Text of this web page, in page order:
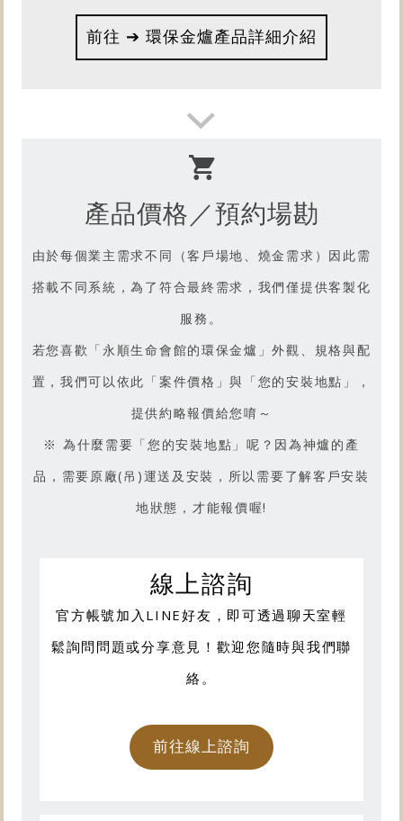
想了解
產品燒金實況嗎？
前往 ➔ 環保金爐產品詳細介紹
產品價格／預約場勘
由於每個業主需求不同（客戶場地、燒金需求）因此需
搭載不同系統，為了符合最終需求，我們僅提供客製化
服務。
若您喜歡「 永順生命會館的環保金爐 」外觀、規格與配
置，我們可以依此「案件價格」與「您的安裝地點」，
提供約略報價給您唷～
※ 為什麼需要「您的安裝地點」呢？因為神爐的產
品，需要原廠(吊)運送及安裝，所以需要了解客戶安裝
地狀態，才能報價喔!
線上諮詢
官方帳號加入LINE好友，即可透過聊天室輕
鬆詢問問題或分享意見！歡迎您隨時與我們聯
絡。
前往線上諮詢